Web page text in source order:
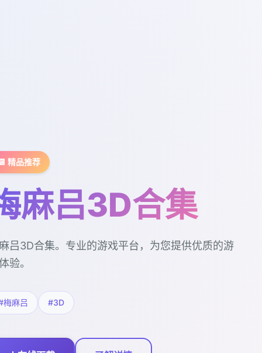
精品推荐
麻吕3D合集
吕3D合集。专业的游戏平台，为您提供优质的游
验。
梅麻吕 #3D